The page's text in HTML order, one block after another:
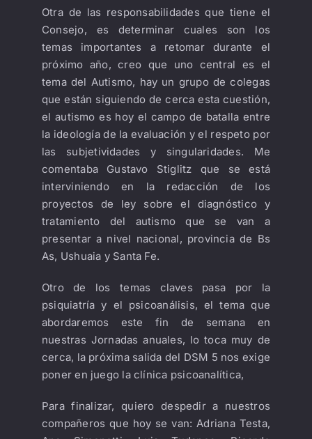
Otra de las responsabilidades que tiene el
Consejo, es determinar cuales son los
temas importantes a retomar durante el
próximo año, creo que uno central es el
tema del Autismo, hay un grupo de colegas
que están siguiendo de cerca esta cuestión,
el autismo es hoy el campo de batalla entre
la ideología de la evaluación y el respeto por
las subjetividades y singularidades. Me
comentaba Gustavo Stiglitz que se está
interviniendo en la redacción de los
proyectos de ley sobre el diagnóstico y
tratamiento del autismo que se van a
presentar a nivel nacional, provincia de Bs
As, Ushuaia y Santa Fe.
Otro de los temas claves pasa por la
psiquiatría y el psicoanálisis, el tema que
abordaremos este fin de semana en
nuestras Jornadas anuales, lo toca muy de
cerca, la próxima salida del DSM 5 nos exige
poner en juego la clínica psicoanalítica,
Para finalizar, quiero despedir a nuestros
compañeros que hoy se van: Adriana Testa,